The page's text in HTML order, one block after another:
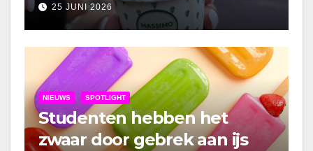
25 JUNI 2026
NIEUWS SPOTLIGHT
Studenten hebben het
zwaar door gebrek aan ijs